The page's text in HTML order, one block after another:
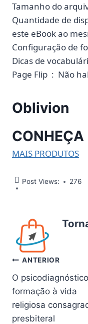
Quantidade de
Page Flip ‏ :
Oblivion
CONHEÇA
MAIS PRODUTOS
Post Views: 276
Navegação
de
Post
ANTERIOR
O
formação à vida
religiosa
presbiteral